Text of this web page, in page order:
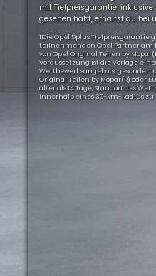
mit Tiefpreisgarantie¹
gesehen habt, erhältst du bei
1Die Opel 5plus
teilnehmenden Opel Partner am
von Opel Original Teilen by
Voraussetzung ist die Vorlage
Wettbewerbsangebots: gesondert
Original Teilen by Mopar(R) oder
älter als 14 Tage, Standort des
innerhalb eines 30-km-Radius zu